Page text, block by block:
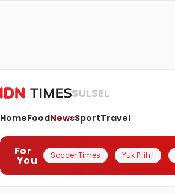
SULSEL
HomeFoodNewsSportTravel
For
You Soccer Times Yuk Pilih !